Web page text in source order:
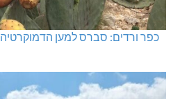
כפר ורדים: סברס למען הדמוקרטיה